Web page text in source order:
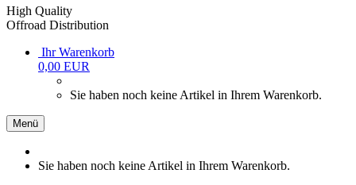
High Quality
Offroad Distribution
Ihr Warenkorb
0,00 EUR
Sie haben noch keine Artikel in Ihrem Warenkorb.
Menü
Sie haben noch keine Artikel in Ihrem Warenkorb.